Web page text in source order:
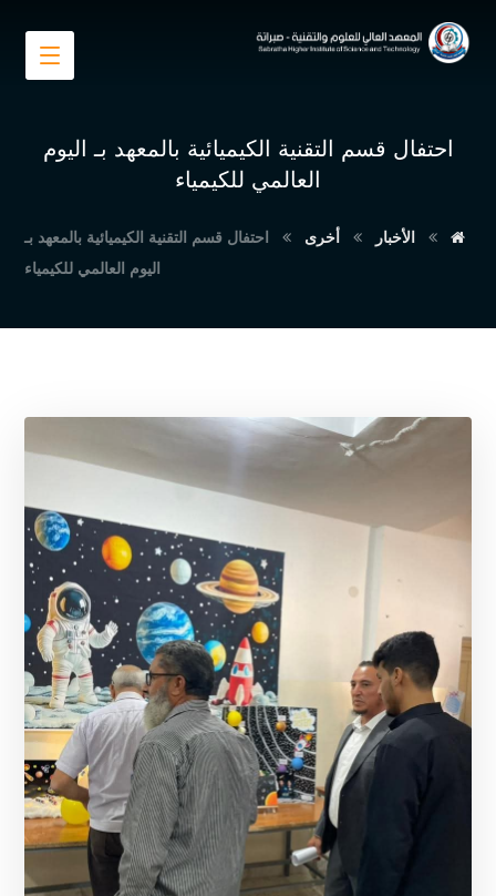
احتفال قسم التقنية الكيميائية بالمعهد بـ اليوم
العالمي للكيمياء
الأخبار أخرى
احتفال قسم التقنية الكيميائية بالمعهد بـ
اليوم العالمي للكيمياء